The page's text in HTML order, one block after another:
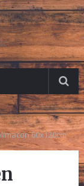
60x120cm